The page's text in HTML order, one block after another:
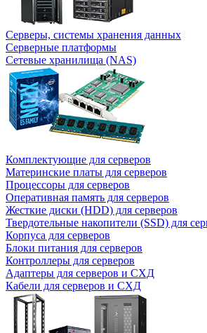
Серверы, системы хранения данных
Серверные платформы
Сетевые хранилища (NAS)
Комплектующие для серверов
Материнские платы для серверов
Процессоры для серверов
Оперативная память для серверов
Жесткие диски (HDD) для серверов
Твердотельные накопители (SSD) для
Корпуса для серверов
Блоки питания для серверов
Контроллеры для серверов
Адаптеры для серверов и СХД
Кабели для серверов и СХД